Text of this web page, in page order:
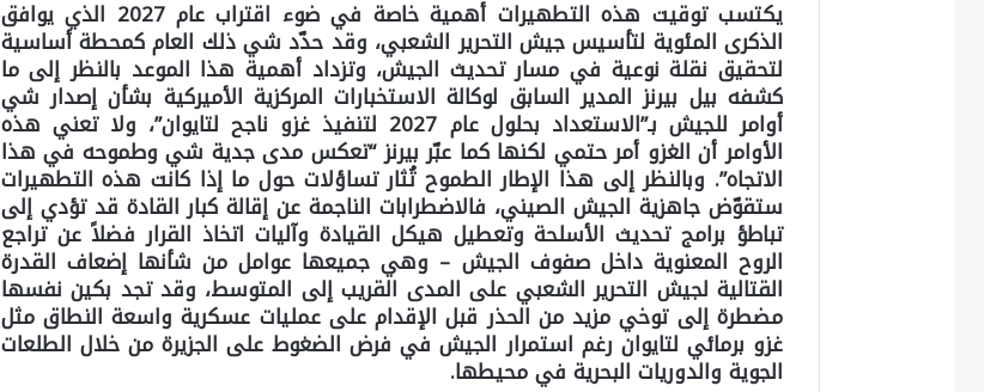
يكتسب توقيت هذه التطهيرات أهمية خاصة في ضوء اقتراب عام 2027 الذي يوافق
الذكرى المئوية لتأسيس جيش التحرير الشعبي، وقد حدّد شي ذلك العام كمحطة أساسية
لتحقيق نقلة نوعية في مسار تحديث الجيش، وتزداد أهمية هذا الموعد بالنظر إلى ما
كشفه بيل بيرنزالمدير السابق لوكالة الاستخبارات المركزية الأميركية بشأن إصدار شي
أوامر للجيش بـ”الاستعداد بحلول عام 2027 لتنفيذ غزو ناجح لتايوان”، ولا تعني هذه
الأوامر أن الغزو أمر حتمي لكنها كما عبّر بيرنز “تعكس مدى جدية شي وطموحه في هذا
الاتجاه”. وبالنظر إلى هذا الإطار الطموح تُثار تساؤلات حول ما إذا كانت هذه التطهيرات
ستقوّض جاهزية الجيش الصيني، فالاضطرابات الناجمة عن إقالة كبار القادة قد تؤدي إلى
تباطؤ برامج تحديث الأسلحة وتعطيل هيكل القيادة وآليات اتخاذ القرار فضلاً عن تراجع
الروح المعنوية داخل صفوف الجيش – وهي جميعها عوامل من شأنها إضعاف القدرة
القتالية لجيش التحرير الشعبي على المدى القريب إلى المتوسط، وقد تجد بكين نفسها
مضطرة إلى توخي مزيد من الحذر قبل الإقدام على عمليات عسكرية واسعة النطاق مثل
غزو برمائي لتايوان رغم استمرار الجيش في فرض الضغوط على الجزيرة من خلال الطلعات
الجوية والدوريات البحرية في محيطها.